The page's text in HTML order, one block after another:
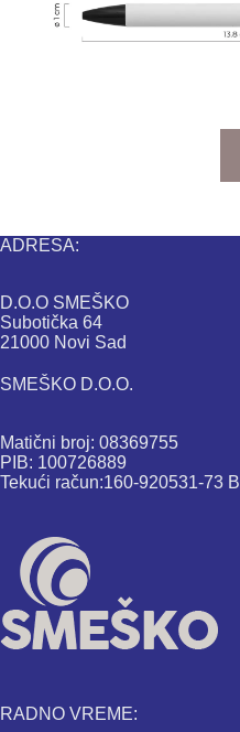
ADRESA:
D.O.O SMEŠKO
Subotička 64
21000 Novi Sad
SMEŠKO D.O.O.
Matični broj: 08369755
PIB: 100726889
Tekući račun:160-920531-73
RADNO VREME: